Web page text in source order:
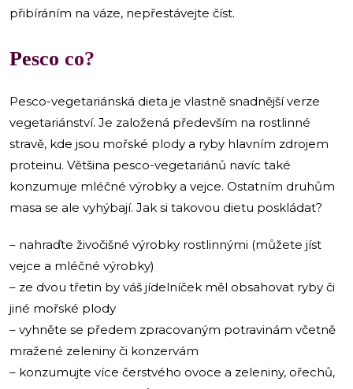
přibíráním na váze, nepřestávejte číst.
Pesco co?
Pesco-vegetariánská dieta je vlastně snadnější verze
vegetariánství. Je založená především na rostlinné
stravě, kde jsou mořské plody a ryby hlavním zdrojem
proteinu. Většina pesco-vegetariánů navíc také
konzumuje mléčné výrobky a vejce. Ostatním druhům
masa se ale vyhýbají. Jak si takovou dietu poskládat?
– nahraďte živočišné výrobky rostlinnými (můžete jíst
vejce a mléčné výrobky)
– ze dvou třetin by váš jídelníček měl obsahovat ryby či
jiné mořské plody
– vyhněte se předem zpracovaným potravinám včetně
mražené zeleniny či konzervám
– konzumujte více čerstvého ovoce a zeleniny, ořechů,